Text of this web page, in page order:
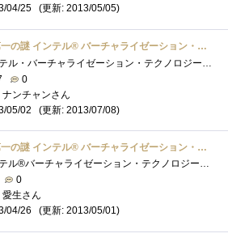
04/25
(更新: 2013/05/05)
の謎 インテル® バーチャライゼーション・テクノロジーとは？
インテル・バーチャライゼーション・テクノロジー（以下VT）とは、ハードウェアにより、仮想マシンの複数OSの並行動作をより効率的に行うため�...
0
ナンチャンさん
05/02
(更新: 2013/07/08)
の謎 インテル® バーチャライゼーション・テクノロジーとは？
インテル®バーチャライゼーション・テクノロジーとは、ハードウェア・ベースの仮想化支援機能のことである。・・・と書いてみたが、どういう...
0
愛生さん
04/26
(更新: 2013/05/01)